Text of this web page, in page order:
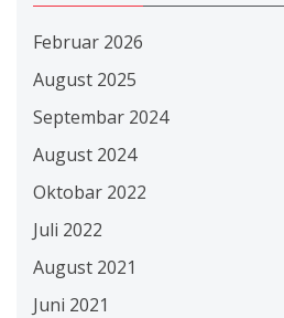
Februar 2026
August 2025
Septembar 2024
August 2024
Oktobar 2022
Juli 2022
August 2021
Juni 2021